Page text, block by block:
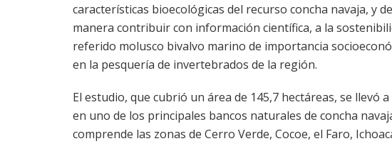
características bioecológicas del recurso concha navaja, y
manera contribuir con información científica, a la
referido molusco bivalvo marino de importancia
en la pesquería de invertebrados de la región.
El estudio, que cubrió un área de 145,7 hectáreas, se llevó a
en uno de los principales bancos naturales de concha
comprende las zonas de Cerro Verde, Cocoe, el Faro,